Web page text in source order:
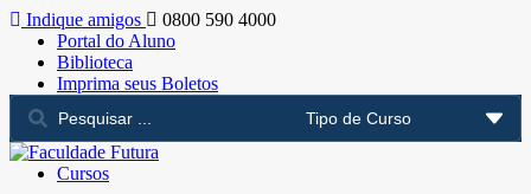
Indique amigos
0800 590 4000
Portal do Aluno
Biblioteca
Imprima seus Boletos
Cursos